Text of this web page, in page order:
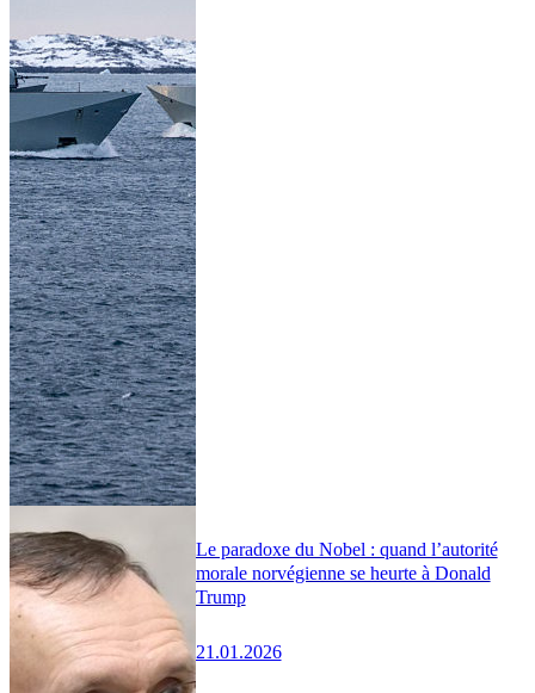
Le paradoxe du Nobel : quand l’autorité
morale norvégienne se heurte à Donald
Trump
21.01.2026